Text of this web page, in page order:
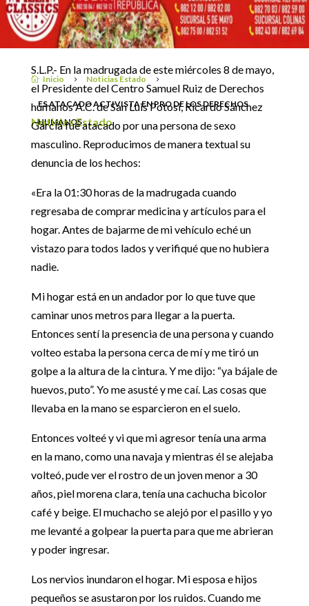
 Inicio 5 Noticias Estado 5
ES ATACADO ACTIVISTA EN PRO DE LOS DERECHOS
HUMANOS
Noticias Estado
9 mayo, 2019
S.L.P.- En la madrugada de este miércoles 8 de mayo,
el Presidente del Centro Samuel Ruiz de Derechos
humanos A.C. de San Luis Potosi, Ricardo Sánchez
García fue atacado por una persona de sexo
masculino. Reproducimos de manera textual su
denuncia de los hechos:
«Era la 01:30 horas de la madrugada cuando
regresaba de comprar medicina y artículos para el
hogar. Antes de bajarme de mi vehículo eché un
vistazo para todos lados y verifiqué que no hubiera
nadie.
Mi hogar está en un andador por lo que tuve que
caminar unos metros para llegar a la puerta.
Entonces sentí la presencia de una persona y cuando
volteo estaba la persona cerca de mí y me tiró un
golpe a la altura de la cintura. Y me dijo: “ya bájale de
huevos, puto”. Yo me asusté y me caí. Las cosas que
llevaba en la mano se esparcieron en el suelo.
Entonces volteé y vi que mi agresor tenía una arma
en la mano, como una navaja y mientras él se alejaba
volteó, pude ver el rostro de un joven menor a 30
años, piel morena clara, tenía una cachucha bicolor
café y beige. El muchacho se alejó por el pasillo y yo
me levanté a golpear la puerta para que me abrieran
y poder ingresar.
Los nervios inundaron el hogar. Mi esposa e hijos
pequeños se asustaron por los ruidos. Cuando me